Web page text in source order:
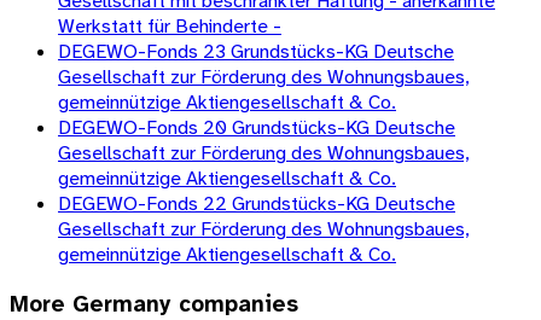
Werkstatt für Behinderte -
DEGEWO-Fonds 23 Grundstücks-KG Deutsche
Gesellschaft zur Förderung des Wohnungsbaues,
gemeinnützige Aktiengesellschaft & Co.
DEGEWO-Fonds 20 Grundstücks-KG Deutsche
Gesellschaft zur Förderung des Wohnungsbaues,
gemeinnützige Aktiengesellschaft & Co.
DEGEWO-Fonds 22 Grundstücks-KG Deutsche
Gesellschaft zur Förderung des Wohnungsbaues,
gemeinnützige Aktiengesellschaft & Co.
More Germany companies